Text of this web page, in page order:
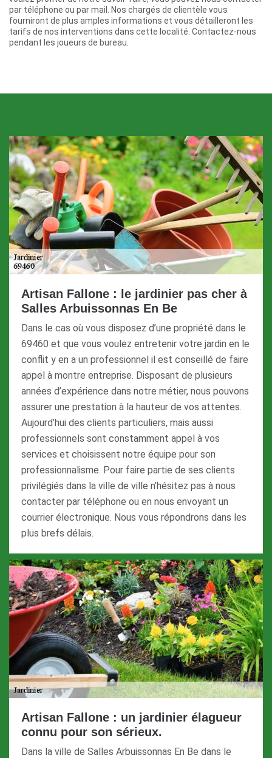
par téléphone ou par mail. Nos chargés de clientèle vous
fourniront de plus amples informations et vous détailleront les
tarifs de nos interventions dans cette localité. Contactez-nous
pendant les joueurs de bureau.
Artisan Fallone : le jardinier pas cher à
Salles Arbuissonnas En Be
Dans le cas où vous disposez d’une propriété dans le
69460 et que vous voulez entretenir votre jardin en le
conflit y en a un professionnel il est conseillé de faire
appel à montre entreprise. Disposant de plusieurs
années d’expérience dans notre métier, nous pouvons
assurer une prestation à la hauteur de vos attentes.
Aujourd’hui des clients particuliers, mais aussi
professionnels sont constamment appel à vos
services et choisissent notre équipe pour son
professionnalisme. Pour faire partie de ses clients
privilégiés dans la ville de ville n’hésitez pas à nous
contacter par téléphone ou en nous envoyant un
courrier électronique. Nous vous répondrons dans les
plus brefs délais.
Artisan Fallone : un jardinier élagueur
connu pour son sérieux.
Dans la ville de Salles Arbuissonnas En Be dans le